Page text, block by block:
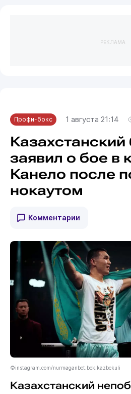
РЕКЛАМА
Профи-бокс 1 августа 21:14
Казахстанский
заявил о бое в
Канело после
нокаутом
Комментарии
©instagram.com/nurmaganbet.bek.kazbekuli
Казахстанский